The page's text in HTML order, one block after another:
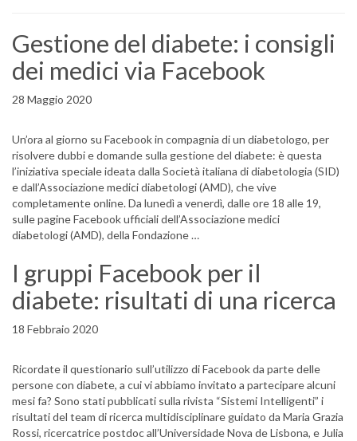
Gestione del diabete: i consigli
dei medici via Facebook
28 Maggio 2020
Un’ora al giorno su Facebook in compagnia di un diabetologo, per
risolvere dubbi e domande sulla gestione del diabete: è questa
l’iniziativa speciale ideata dalla Società italiana di diabetologia (SID)
e dall’Associazione medici diabetologi (AMD), che vive
completamente online. Da lunedì a venerdì, dalle ore 18 alle 19,
sulle pagine Facebook ufficiali dell’Associazione medici
diabetologi (AMD), della Fondazione …
I gruppi Facebook per il
diabete: risultati di una ricerca
18 Febbraio 2020
Ricordate il questionario sull’utilizzo di Facebook da parte delle
persone con diabete, a cui vi abbiamo invitato a partecipare alcuni
mesi fa? Sono stati pubblicati sulla rivista “Sistemi Intelligenti” i
risultati del team di ricerca multidisciplinare guidato da Maria Grazia
Rossi, ricercatrice postdoc all’Universidade Nova de Lisbona, e Julia